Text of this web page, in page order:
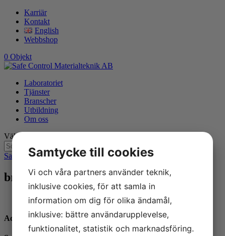
Karriär
Kontakt
English
Webbshop
0 Objekt
Laboratoriet
Tjänster
Branscher
Utbildning
Om oss
Välj en sida
Safe Control Materialteknik AB 9bransch-miljoteknik
bransch-miljoteknik
Adress
Samtycke till cookies
Vi och våra partners använder teknik,
inklusive cookies, för att samla in
information om dig för olika ändamål,
inklusive: bättre användarupplevelse,
funktionalitet, statistik och marknadsföring.